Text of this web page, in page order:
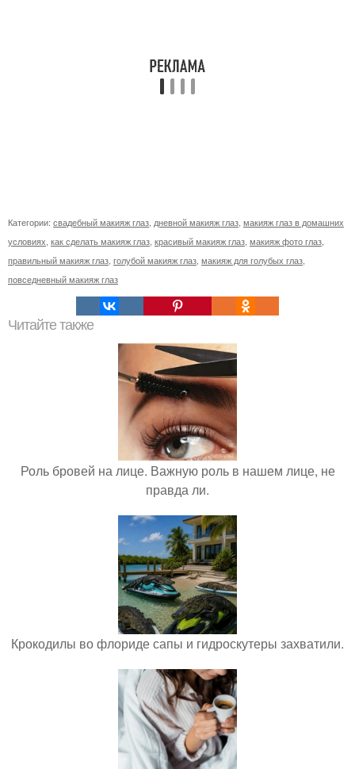
Категории: свадебный макияж глаз, дневной макияж глаз, макияж глаз в домашних
условиях, как сделать макияж глаз, красивый макияж глаз, макияж фото глаз,
правильный макияж глаз, голубой макияж глаз, макияж для голубых глаз,
повседневный макияж глаз
Читайте также
Роль бровей на лице. Важную роль в нашем лице, не
правда ли.
Крокодилы во флориде сапы и гидроскутеры захватили.